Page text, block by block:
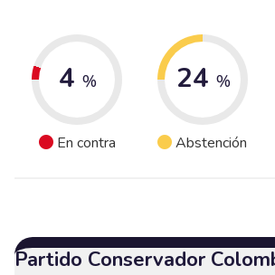
4 %
En contra
24 %
Abstención
Partido Conservador